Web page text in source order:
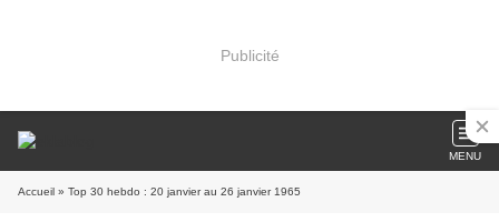
Publicité
MENU
Accueil » Top 30 hebdo : 20 janvier au 26 janvier 1965